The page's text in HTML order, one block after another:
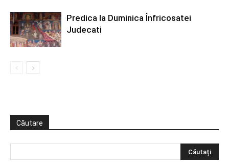
Predica la Duminica Înfricosatei
Judecati
Căutare